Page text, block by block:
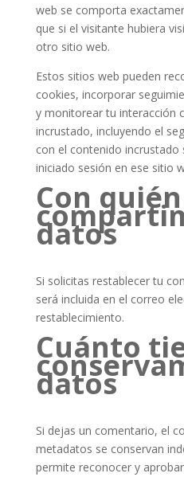
web se comporta
que si el visitante hubiera
otro sitio web.
Estos sitios web pueden
cookies, incorporar
y monitorear tu interacción
incrustado, incluyendo el
con el contenido incrustado
iniciado sesión en ese sitio
Con quién
datos
Si solicitas restablecer tu
será incluida en el correo
restablecimiento.
Cuánto
datos
Si dejas un comentario, el
metadatos se conservan
permite reconocer y